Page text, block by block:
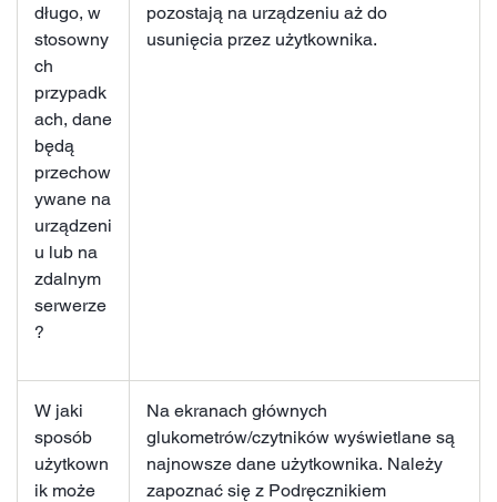
długo, w
stosowny
ch
przypadk
ach, dane
będą
przechow
ywane na
urządzeni
u lub na
zdalnym
serwerze
?
pozostają na urządzeniu aż do
usunięcia przez użytkownika.
W jaki
sposób
użytkown
ik może
Na ekranach głównych
glukometrów/czytników wyświetlane są
najnowsze dane użytkownika. Należy
zapoznać się z Podręcznikiem